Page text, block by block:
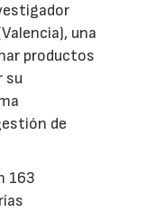
una
productos
su
de
163